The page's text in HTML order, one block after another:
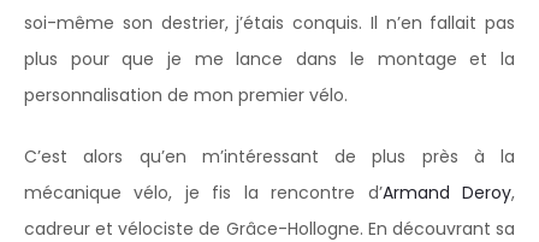
soi-même son destrier, j’étais conquis. Il n’en fallait pas
plus pour que je me lance dans le montage et la
personnalisation de mon premier vélo.
C’est alors qu’en m’intéressant de plus près à la
mécanique vélo, je fis la rencontre d’Armand Deroy,
cadreur et vélociste de Grâce-Hollogne. En découvrant sa